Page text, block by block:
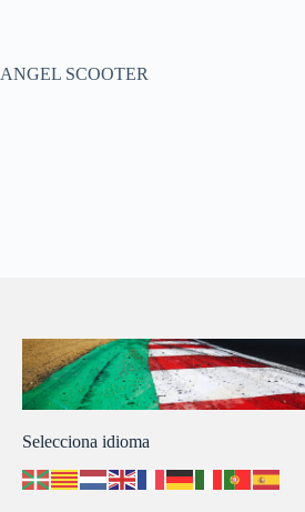
ANGEL SCOOTER
Selecciona idioma